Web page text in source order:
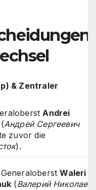
& Zentraler
Andrei
(Андрей Сергеевич
zuvor die
).
GeneraloberstWaleri
(Валерий